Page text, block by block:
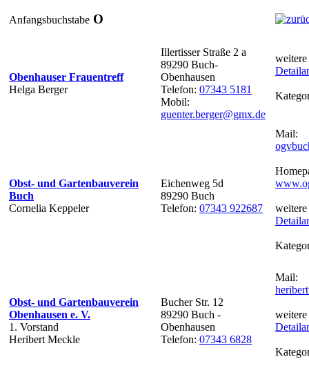
Anfangsbuchstabe O
Obenhauser Frauentreff
Helga Berger
Illertisser Straße 2 a
89290 Buch-
Obenhausen
Telefon: 07343 5181
Mobil:
guenter.berger@gmx.de
Obst- und Gartenbauverein
Buch
Cornelia Keppeler
Eichenweg 5d
89290 Buch
Telefon: 07343 922687
Mail:
Obst- und Gartenbauverein
Obenhausen e. V.
1. Vorstand
Heribert Meckle
Bucher Str. 12
89290 Buch -
Obenhausen
Telefon: 07343 6828
Mail: